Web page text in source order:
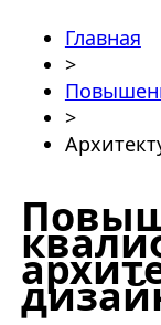
Главная
>
>